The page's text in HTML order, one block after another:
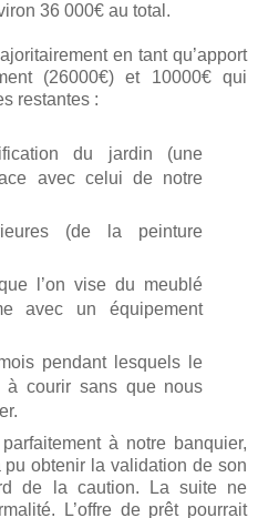
36 000€ au total.
en tant qu’apport
(26000€) et 10000€ qui
restantes :
du jardin (une
avec celui de notre
(de la peinture
l’on vise du meublé
avec un équipement
pendant lesquels le
à courir sans que nous
à notre banquier,
obtenir la validation de son
de la caution. La suite ne
L’offre de prêt pourrait